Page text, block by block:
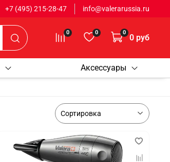
+7 (495) 215-28-47 info@valerarussia.ru
0 0 0 0 руб
Аксессуары